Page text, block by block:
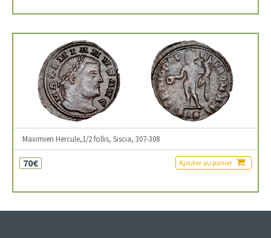
Maximien Hercule,1/2 follis, Siscia, 307-308
70€ Ajouter au panier